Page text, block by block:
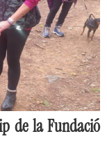
de la Fundació